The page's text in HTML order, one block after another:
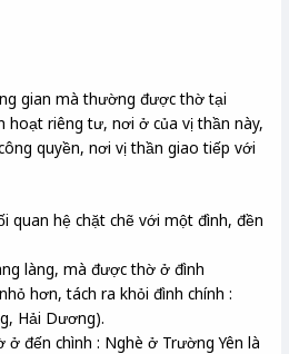
gian mà thường được thờ tại
hoạt riêng tư, nơi ở của vị thần này,
quyền, nơi vị thần giao tiếp với
quan hệ chặt chẽ với một đình, đền
làng, mà được thờ ở đình
hơn, tách ra khỏi đình chính :
Hải Dương).
đến chình : Nghè ở Trường Yên là